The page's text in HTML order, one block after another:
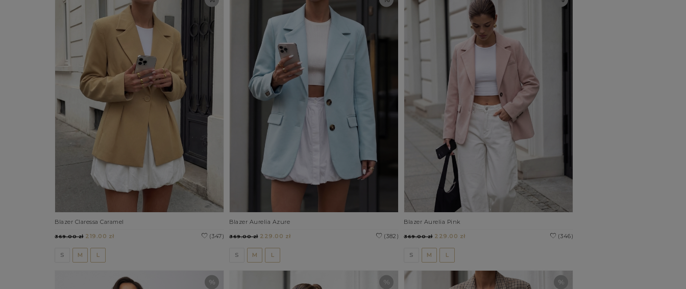
Blazer Claressa Caramel
(347)
369.00 zł219.00 zł
S M L
Blazer Aurelia Azure
(382)
369.00 zł229.00 zł
S M L
Blazer Aurelia Pink
(346)
369.00 zł229.00 zł
S M L